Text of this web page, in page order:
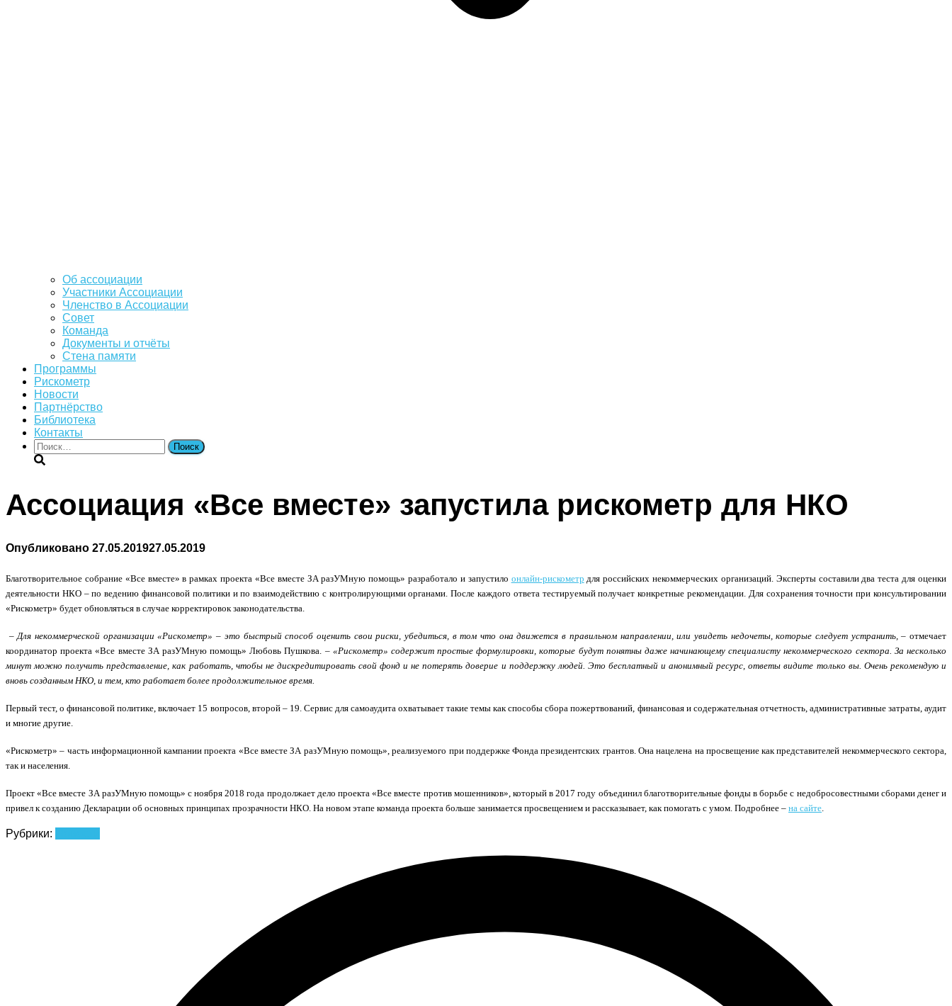
Об ассоциации
Участники Ассоциации
Членство в Ассоциации
Совет
Команда
Документы и отчёты
Стена памяти
Программы
Рискометр
Новости
Партнёрство
Библиотека
Контакты
Найти:
Ассоциация «Все вместе» запустила рискометр для НКО
Опубликовано 27.05.201927.05.2019
Благотворительное собрание «Все вместе» в рамках проекта «Все вместе ЗА разУМную помощь» разработало и запустило онлайн-рискометр для российских некоммерческих организаций. Эксперты составили два теста для оценки
деятельности НКО – по ведению финансовой политики и по взаимодействию с контролирующими органами. После каждого ответа тестируемый получает конкретные рекомендации. Для сохранения точности при консультировании
«Рискометр» будет обновляться в случае корректировок законодательства.
– Для некоммерческой организации «Рискометр» – это быстрый способ оценить свои риски, убедиться, в том что она движется в правильном направлении, или увидеть недочеты, которые следует устранить, – отмечает
координатор проекта «Все вместе ЗА разУМную помощь» Любовь Пушкова. – «Рискометр» содержит простые формулировки, которые будут понятны даже начинающему специалисту некоммерческого сектора. За несколько
минут можно получить представление, как работать, чтобы не дискредитировать свой фонд и не потерять доверие и поддержку людей. Это бесплатный и анонимный ресурс, ответы видите только вы. Очень рекомендую и
вновь созданным НКО, и тем, кто работает более продолжительное время.
Первый тест, о финансовой политике, включает 15 вопросов, второй – 19. Сервис для самоаудита охватывает такие темы как способы сбора пожертвований, финансовая и содержательная отчетность, административные затраты, аудит
и многие другие.
«Рискометр» – часть информационной кампании проекта «Все вместе ЗА разУМную помощь», реализуемого при поддержке Фонда президентских грантов. Она нацелена на просвещение как представителей некоммерческого сектора,
так и населения.
Проект «Все вместе ЗА разУМную помощь» с ноября 2018 года продолжает дело проекта «Все вместе против мошенников», который в 2017 году объединил благотворительные фонды в борьбе с недобросовестными сборами денег и
привел к созданию Декларации об основных принципах прозрачности НКО. На новом этапе команда проекта больше занимается просвещением и рассказывает, как помогать с умом. Подробнее – на сайте
Рубрики: